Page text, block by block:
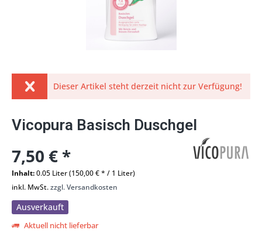
Dieser Artikel steht derzeit nicht zur Verfügung!
Vicopura Basisch Duschgel
7,50 € *
Inhalt:0.05 Liter (150,00 € * / 1 Liter)
inkl. MwSt.zzgl. Versandkosten
Ausverkauft
Aktuell nicht lieferbar